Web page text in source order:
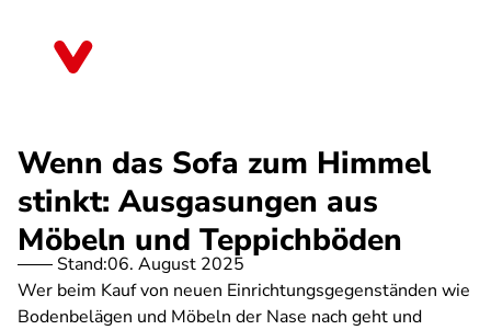
Wenn das Sofa zum Himmel
stinkt: Ausgasungen aus
Möbeln und Teppichböden
Stand:06. August 2025
Wer beim Kauf von neuen Einrichtungsgegenständen wie
Bodenbelägen und Möbeln der Nase nach geht und